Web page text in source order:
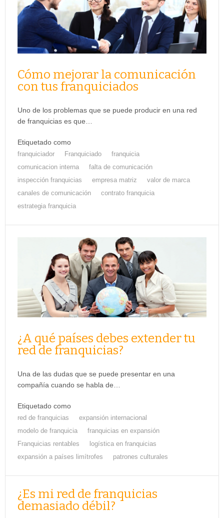
Cómo mejorar la comunicación
con tus franquiciados
Uno de los problemas que se puede producir en una red
de franquicias es que…
Etiquetado como
franquiciador Franquiciado
franquicia
comunicacion interna
falta de comunicación
inspección franquicias
empresa matriz
valor de marca
canales de comunicación
contrato franquicia
estrategia franquicia
¿A qué países debes extender tu
red de franquicias?
Una de las dudas que se puede presentar en una
compañía cuando se habla de…
Etiquetado como
red de franquicias
expansión internacional
modelo de franquicia
franquicias en expansión
Franquicias rentables
logística en franquicias
expansión a países limítrofes
patrones culturales
¿Es mi red de franquicias
demasiado débil?